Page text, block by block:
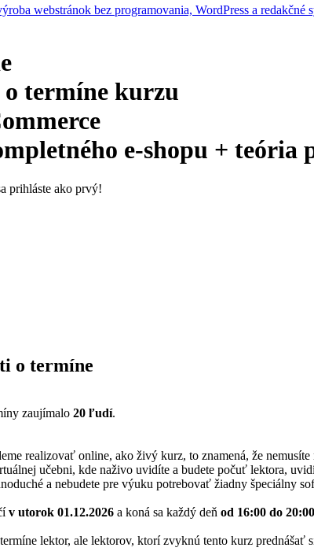
webstránok bez programovania, WordPress a redakčné
termíne kurzu
e-shopu + teória
prihláste ako prvý!
o termíne
zaujímalo 20 ľudí.
realizovať online, ako živý kurz, to znamená, že
učebni, kde naživo uvidíte a budete počuť lektora,
a nebudete pre výuku potrebovať žiadny špeciálny
v utorok 01.12.2026 a koná sa každý deň od 16:00 do 20:00
lektor, ale lektorov, ktorí zvyknú tento kurz prednášať